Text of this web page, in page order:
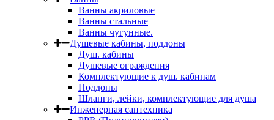
Ванны акриловые
Ванны стальные
Ванны чугунные.
Душевые кабины, поддоны
Душ. кабины
Душевые ограждения
Комплектующие к душ. кабинам
Поддоны
Шланги, лейки, комплектующие для душа
Инженерная сантехника